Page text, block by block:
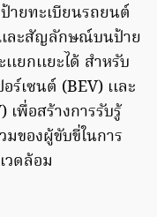
ายทะเบียนรถยนต์
เเละสัญลักษณ์บนป้าย
เยกเเยะได้ สำหรับ
อร์เซนต์ (BEV) เเละ
เพื่อสร้างการรับรู้
มของผู้ขับขี่ในการ
วดล้อม